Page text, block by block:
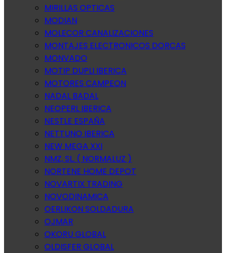
MIRILLAS OPTICAS
MODIAN
MOLECOR CANALIZACIONES
MONTAJES ELECTRONICOS DORCAS
MONVADO
MOTIP DUPLI IBERICA
MOTORES CAMPEON
NADAL BADAL
NEOPERL IBERICA
NESTLE ESPAÑA
NETTUNO IBERICA
NEW MEGA XXI
NMZ, SL. ( NORMALUZ )
NORTENE HOME DEPOT
NOVARTIX TRADING
NOVODINAMICA
OERLIKON SOLDADURA
OJMAR
OKORU GLOBAL
OLDISFER GLOBAL